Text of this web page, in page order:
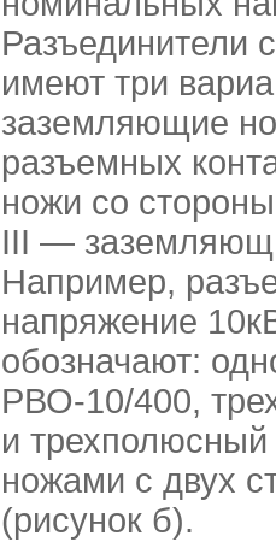
Разъединители
имеют три
заземляющие
разъемных
ножи со
III —
Например,
напряжение
обозначают:
РВО-10/400,
и
ножами с двух
(рисунок б).